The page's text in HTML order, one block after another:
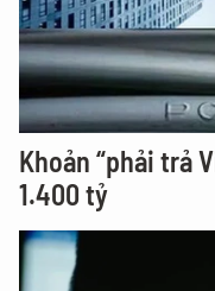
Khoản “phải trả
1.400 tỷ